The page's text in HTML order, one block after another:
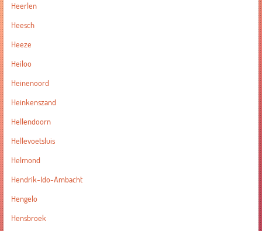
Heerlen
Heesch
Heeze
Heiloo
Heinenoord
Heinkenszand
Hellendoorn
Hellevoetsluis
Helmond
Hendrik-Ido-Ambacht
Hengelo
Hensbroek